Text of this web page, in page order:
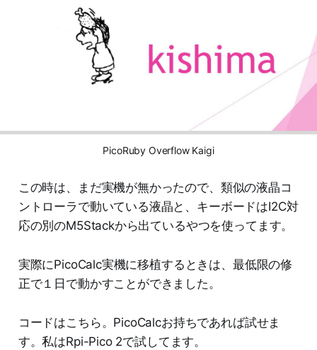
PicoRuby Overflow Kaigi
この時は、まだ実機が無かったので、類似の液晶コ
ントローラで動いている液晶と、キーボードはI2C対
応の別のM5Stackから出ているやつを使ってます。
実際にPicoCalc実機に移植するときは、最低限の修
正で１日で動かすことができました。
コードはこちら。PicoCalcお持ちであれば試せま
す。私はRpi-Pico 2で試してます。